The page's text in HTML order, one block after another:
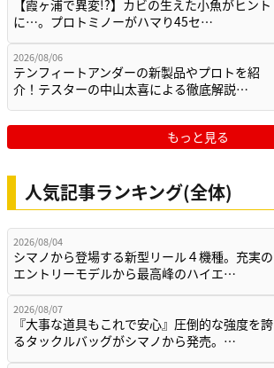
【霞ヶ浦で異変!?】カビの生えた小魚がヒント
に…。プロトミノーがハマり45セ…
2026/08/06
テンフィートアンダーの新製品やプロトを紹
介！テスターの中山太喜による徹底解説…
もっと見る
人気記事ランキング(全体)
2026/08/04
シマノから登場する新型リール４機種。充実の
エントリーモデルから最高峰のハイエ…
2026/08/07
『大事な道具もこれで安心』圧倒的な強度を誇
るタックルバッグがシマノから発売。…